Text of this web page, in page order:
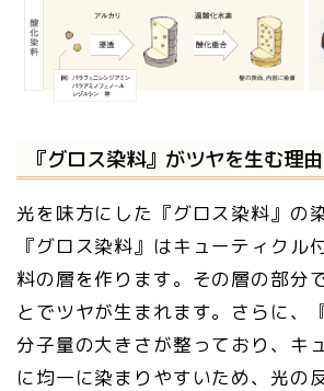
『グロス染料』がツヤを生む理由
光を味方にした『グロス染料』の
『グロス染料』はキューティクル
料の層を作ります。その層の部分
とでツヤが生まれます。さらに、
分子量の大きさが整っており、キ
に均一に染まりやすいため、光の